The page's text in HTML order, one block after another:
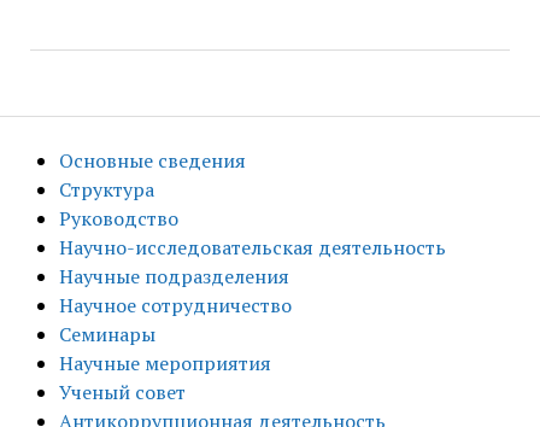
Основные сведения
Структура
Руководство
Научно-исследовательская деятельность
Научные подразделения
Научное сотрудничество
Семинары
Научные мероприятия
Ученый совет
Антикоррупционная деятельность